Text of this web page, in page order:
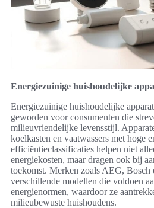
Energiezuinige huishoudelijke
Energiezuinige huishoudelijke
geworden voor consumenten die
milieuvriendelijke levensstijl.
koelkasten en vaatwassers met hoge
efficiëntieclassificaties helpen niet
energiekosten, maar dragen ook bij
toekomst. Merken zoals AEG, Bosch
verschillende modellen die voldoen
energienormen, waardoor ze
milieubewuste huishoudens.